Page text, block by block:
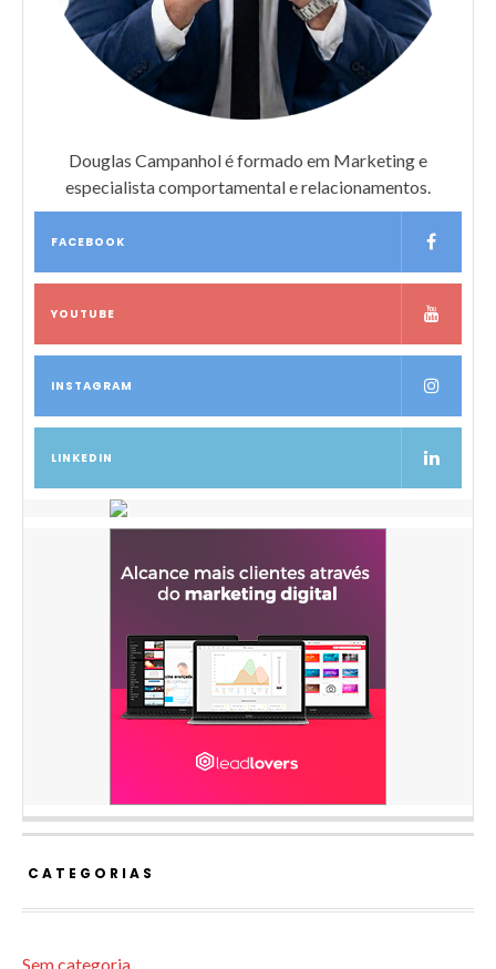
Douglas Campanhol é formado em Marketing e
especialista comportamental e relacionamentos.
FACEBOOK
YOUTUBE
INSTAGRAM
LINKEDIN
CATEGORIAS
Sem categoria